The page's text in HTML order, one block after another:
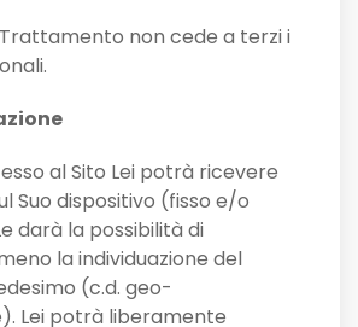
non cede a terzi i
al Sito Lei potrà ricevere
Suo dispositivo (fisso e/o
darà la possibilità di
la individuazione del
(c.d. geo-
Lei potrà liberamente